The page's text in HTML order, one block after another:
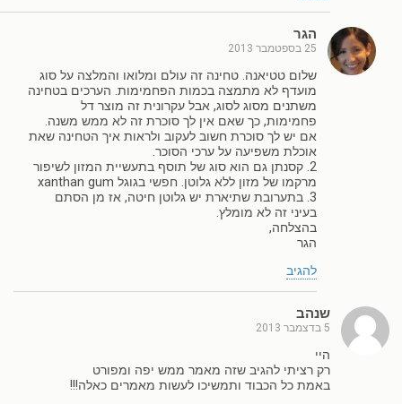
הגר
25 בספטמבר 2013
שלום טטיאנה. טחינה זה עולם ומלואו והמלצה על סוג
מועדף לא מתמצה בכמות הפחמימות. הערכים בטחינה
משתנים מסוג לסוג, אבל עקרונית זה מוצר דל
פחמימות, כך שאם אין לך סוכרת זה לא ממש משנה.
אם יש לך סוכרת חשוב לעקוב ולראות איך הטחינה שאת
אוכלת משפיעה על ערכי הסוכר.
2. קסנתן גם הוא סוג של תוסף בתעשיית המזון לשיפור
מרקמו של מזון ללא גלוטן. חפשי בגוגל xanthan gum
3. בתערובת שתיארת יש גלוטן חיטה, אז מן הסתם
בעיני זה לא מומלץ.
בהצלחה,
הגר
להגיב
שנהב
5 בדצמבר 2013
היי
רק רציתי להגיב שזה מאמר ממש יפה ומפורט
באמת כל הכבוד ותמשיכו לעשות מאמרים כאלה!!!